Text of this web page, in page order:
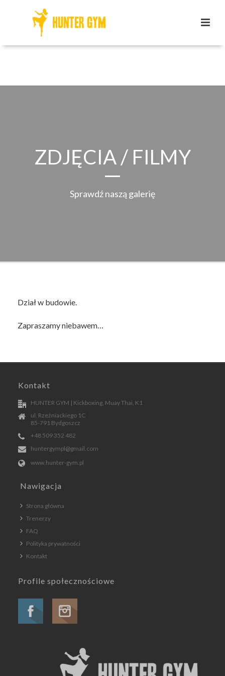
ZDJĘCIA / FILMY
Sprawdź naszą galerię
Dział w budowie.
Zapraszamy niebawem…
Kontakt
HUNTER GYM | Kickboxing, Muay Thai, K1
ul. Rzeźniackiego 1C
85-791 Bydgoszcz
+48 509 352 482
huntergympl@gmail.com
www.hunter-gym.pl
Nawigacja
Strona główna
Trenerzy
FAQ
Polityka prywatności
Kontakt
Profile społecznościowe